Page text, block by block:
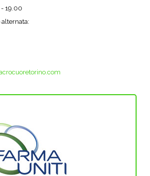
19.00